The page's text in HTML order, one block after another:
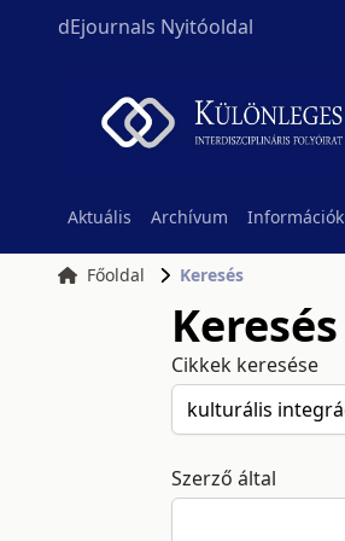
dEjournals Nyitóoldal
Aktuális Archívum Információk
Főoldal Keresés
Keresés
Cikkek keresése
Szerző által